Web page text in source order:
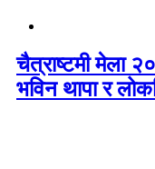
चैत्राष्टमी मेला
भविन थापा र